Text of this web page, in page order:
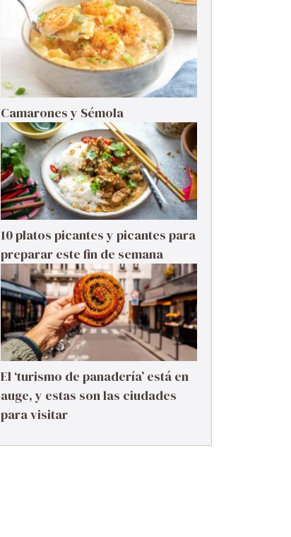
Camarones y Sémola
10 platos picantes y picantes para
preparar este fin de semana
El ‘turismo de panadería’ está en
auge, y estas son las ciudades
para visitar